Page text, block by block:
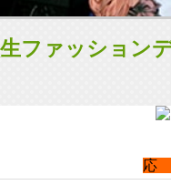
ファッション
応